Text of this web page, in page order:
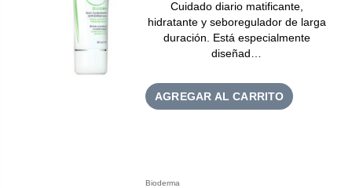
Cuidado diario matificante,
hidratante y seboregulador de larga
duración. Está especialmente
diseñad…
AGREGAR AL CARRITO
Bioderma